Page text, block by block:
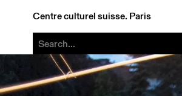
Centre culturel suisse. Paris